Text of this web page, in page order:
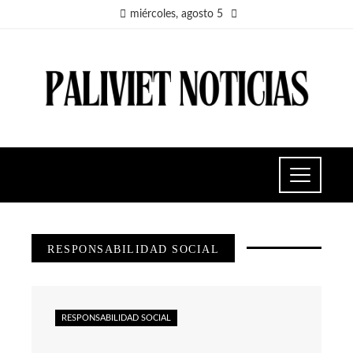
miércoles, agosto 5
RESPONSABILIDAD SOCIAL
RESPONSABILIDAD SOCIAL